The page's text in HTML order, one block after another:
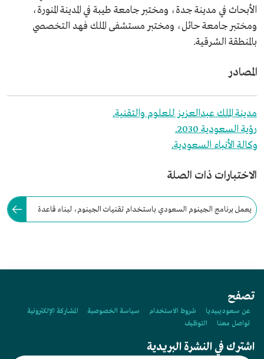
الأبحاث في مدينة جدة، ومختبر جامعة طيبة في المدينة المنورة،
ومختبر جامعة حائل، ومختبر مستشفى الملك فهد التخصصي
بالمنطقة الشرقية.
المصادر
مدينة الملك عبدالعزيز للعلوم والتقنية.
رؤية السعودية 2030.
وكالة الأنباء السعودية.
الاختبارات ذات الصلة
يعمل برنامج الجينوم السعودي باستخدام تقنيات الجينوم، لبناء قاعدة
تصفح
عن سعوديبيديا شروط الاستخدام سياسة الخصوصية
المشاركة الإلكترونية
تواصل معنا
التوظيف
اشترك في النشرة البريدية